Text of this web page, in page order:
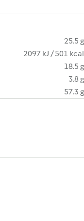
25.5 g
2097 kJ / 501 kcal
18.5 g
3.8 g
57.3 g